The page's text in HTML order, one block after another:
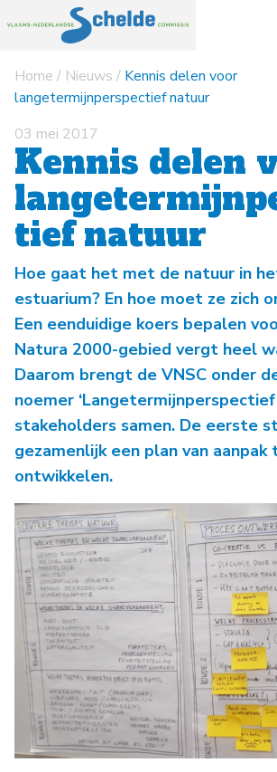
Home / Nieuws / Kennis delen voor
langetermijnperspectief natuur
03 mei 2017
Kennis delen
tief natuur
Hoe gaat het met de natuur in
estuarium? En hoe moet ze zich
Een eenduidige koers bepalen
Natura 2000-gebied vergt heel
Daarom brengt de VNSC onder
noemer ‘Langetermijnperspectief
stakeholders samen. De eerste
gezamenlijk een plan van aanpak
ontwikkelen.